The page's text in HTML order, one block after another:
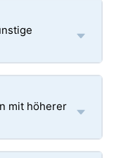
mit höherer